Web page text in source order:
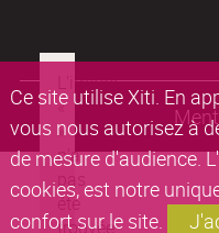
Ce site utilise Xiti. En
vous nous autorisez à
de mesure d'audience.
cookies, est notre
confort sur le site.